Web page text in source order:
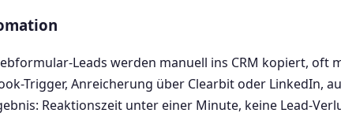
Leads werden manuell ins CRM kopiert, oft
Trigger, Anreicherung über Clearbit oder LinkedIn,
Reaktionszeit unter einer Minute, keine Lead-